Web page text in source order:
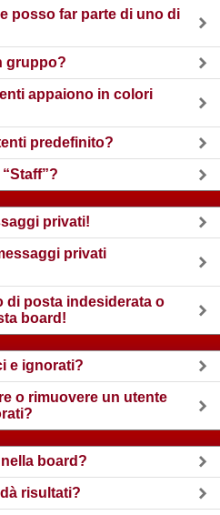
posso far parte di uno di
gruppo?
appaiono in colori
predefinito?
privati!
privati
di posta indesiderata o
board!
e ignorati?
o rimuovere un utente
board?
risultati?